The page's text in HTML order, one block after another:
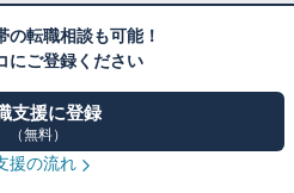
の転職相談も可能！
にご登録ください
支援に登録
（無料）
援の流れ